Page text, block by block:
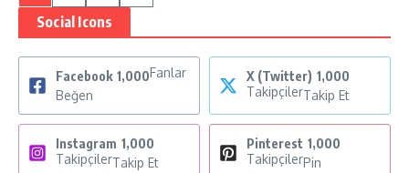
Social Icons
Facebook 1,000Fanlar
Beğen
X (Twitter) 1,000
TakipçilerTakip Et
Instagram 1,000
TakipçilerTakip Et
Pinterest 1,000
TakipçilerPin